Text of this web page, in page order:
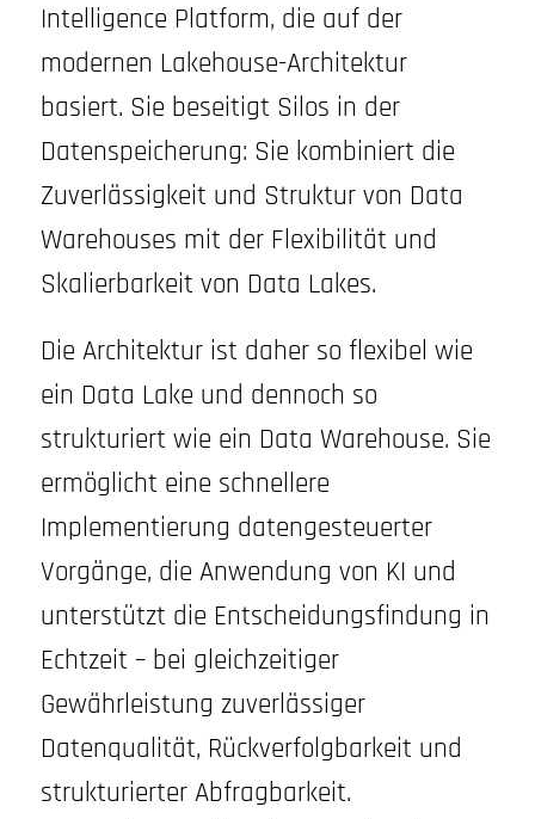
Intelligence Platform, die auf der
modernen Lakehouse-Architektur
basiert. Sie beseitigt Silos in der
Datenspeicherung: Sie kombiniert die
Zuverlässigkeit und Struktur von Data
Warehouses mit der Flexibilität und
Skalierbarkeit von Data Lakes.
Die Architektur ist daher so flexibel wie
ein Data Lake und dennoch so
strukturiert wie ein Data Warehouse. Sie
ermöglicht eine schnellere
Implementierung datengesteuerter
Vorgänge, die Anwendung von KI und
unterstützt die Entscheidungsfindung in
Echtzeit – bei gleichzeitiger
Gewährleistung zuverlässiger
Datenqualität, Rückverfolgbarkeit und
strukturierter Abfragbarkeit.